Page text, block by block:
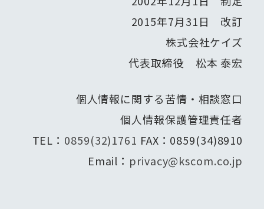
2015年7月31日 改訂
株式会社ケイズ
代表取締役 松本 泰宏
個人情報に関する苦情・相談窓口
個人情報保護管理責任者
TEL： 0859(32)1761 FAX：0859(34)8910
Email： privacy@kscom.co.jp